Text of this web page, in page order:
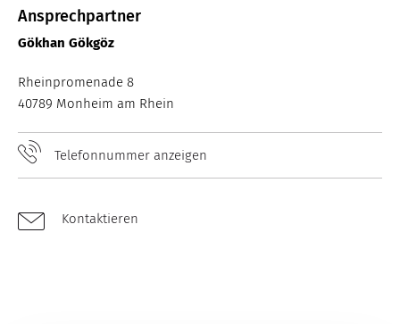
Ansprechpartner
Gökhan Gökgöz
Rheinpromenade 8
40789 Monheim am Rhein
Telefonnummer anzeigen
Kontaktieren